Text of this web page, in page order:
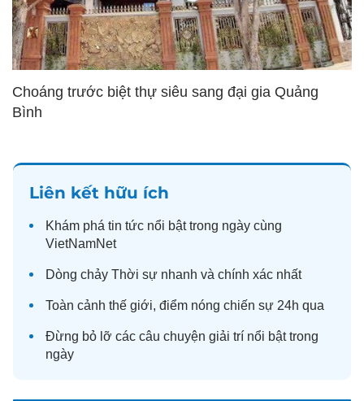
Choáng trước biệt thự siêu sang đại gia Quảng
Bình
Liên kết hữu ích
Khám phá tin tức nổi bật trong ngày cùng
VietNamNet
Dòng chảy Thời sự nhanh và chính xác nhất
Toàn cảnh thế giới, điểm nóng chiến sự 24h qua
Đừng bỏ lỡ các câu chuyện giải trí nổi bật trong
ngày